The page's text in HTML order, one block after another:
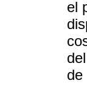
el
de